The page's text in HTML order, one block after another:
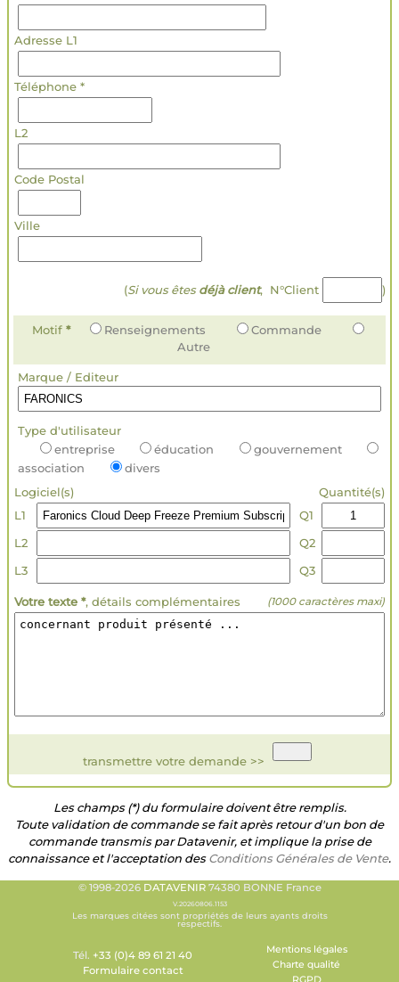
Adresse L1
Téléphone *
L2
Code Postal
Ville
(Si vous êtesdéjà client, N°Client )
Motif * Renseignements
Commande
Autre
Marque / Editeur
Type d'utilisateur
entreprise
éducation
gouvernement
association
divers
Logiciel(s)
Quantité(s)
L1
Q1
L2
Q2
L3
Q3
Votre texte *, détails complémentaires (1000 caractères maxi)
transmettre votre demande >>
Les champs (*) du formulaire doivent être remplis.
Toute validation de commande se fait après retour d'un bon de
commande transmis par Datavenir, et implique la prise de
connaissance et l'acceptation desConditions Générales de Vente.
© 1998-2026 DATAVENIR74380 BONNE France
V.20260806.1153
Les marques citées sont propriétés de leurs ayants droits
respectifs.
Tél. +33 (0)4 89 61 21 40
Formulaire contact
Mentions légales
Charte qualité